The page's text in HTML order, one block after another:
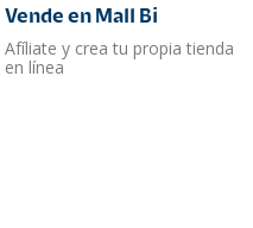
Vende en Mall Bi
Afíliate y crea tu propia tienda
en línea